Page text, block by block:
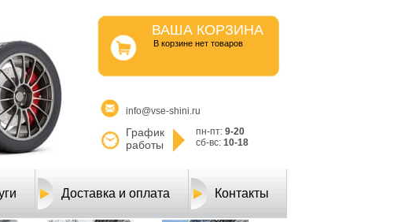
ВАША КОРЗИНА
B корзине нет товаров
info@vse-shini.ru
График
работы
пн-пт: 9-20
сб-вс: 10-18
Доставка и оплата Контакты